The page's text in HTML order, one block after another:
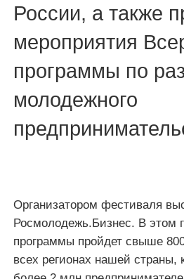
России, а также
мероприятия
программы по
молодежного
Организатором фестиваля
Росмолодежь.Бизнес. В этом
программы пройдет свыше
всех регионах нашей страны,